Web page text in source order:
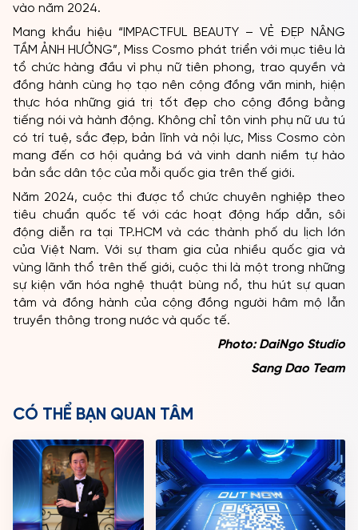
vào năm 2024.
Mang khẩu hiệu “IMPACTFUL BEAUTY – VẺ ĐẸP NÂNG
TẦM ẢNH HƯỞNG”, Miss Cosmo phát triển với mục tiêu là
tổ chức hàng đầu vì phụ nữ tiên phong, trao quyền và
đồng hành cùng họ tạo nên cộng đồng văn minh, hiện
thực hóa những giá trị tốt đẹp cho cộng đồng bằng
tiếng nói và hành động. Không chỉ tôn vinh phụ nữ ưu tú
có trí tuệ, sắc đẹp, bản lĩnh và nội lực, Miss Cosmo còn
mang đến cơ hội quảng bá và vinh danh niềm tự hào
bản sắc dân tộc của mỗi quốc gia trên thế giới.
Năm 2024, cuộc thi được tổ chức chuyên nghiệp theo
tiêu chuẩn quốc tế với các hoạt động hấp dẫn, sôi
động diễn ra tại TP.HCM và các thành phố du lịch lớn
của Việt Nam. Với sự tham gia của nhiều quốc gia và
vùng lãnh thổ trên thế giới, cuộc thi là một trong những
sự kiện văn hóa nghệ thuật bùng nổ, thu hút sự quan
tâm và đồng hành của cộng đồng người hâm mộ lẫn
truyền thông trong nước và quốc tế.
Photo: DaiNgo Studio
Sang Dao Team
CÓ THỂ BẠN QUAN TÂM